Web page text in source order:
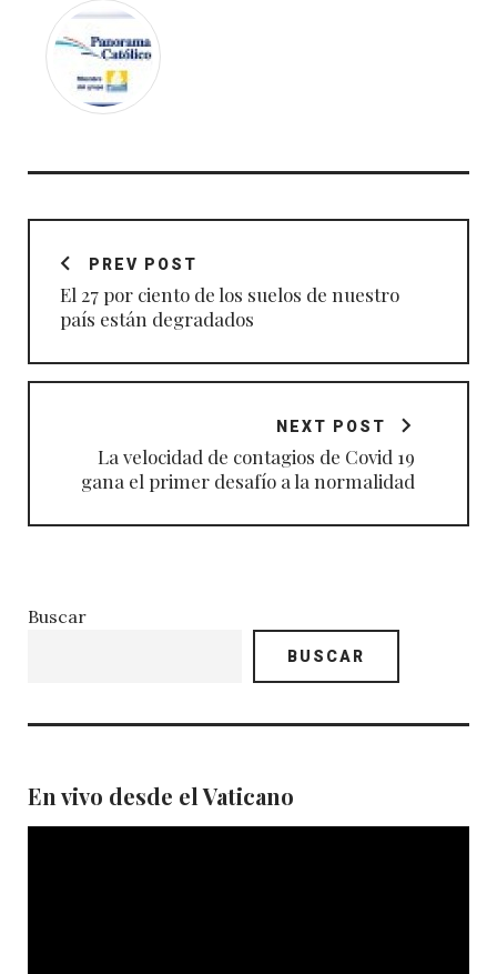
Navegación
entradasPREV POST
El 27 por ciento de los suelos de nuestro
país están degradados
NEXT POST
La velocidad de contagios de Covid 19
gana el primer desafío a la normalidad
Buscar
BUSCAR
En vivo desde el Vaticano